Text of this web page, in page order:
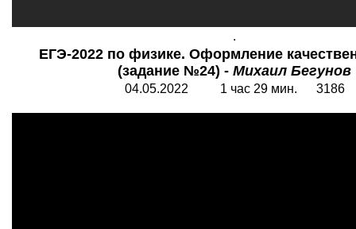
.
ЕГЭ-2022 по физике. Оформление
(задание №24) - Михаил Бегунов
04.05.2022 1 час 29 мин. 3186